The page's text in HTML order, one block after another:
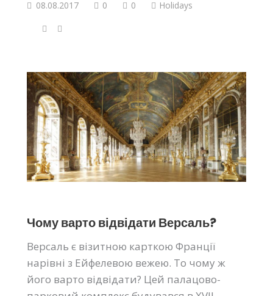
08.08.2017 0 0 Holidays
Чому варто відвідати Версаль?
Версаль є візитною карткою Франції
нарівні з Ейфелевою вежею. То чому ж
його варто відвідати? Цей палацово-